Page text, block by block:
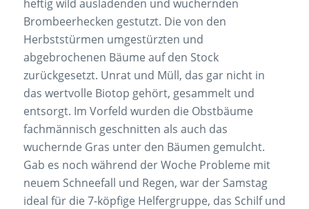
heftig wild ausladenden und wuchernden
Brombeerhecken gestutzt. Die von den
Herbststürmen umgestürzten und
abgebrochenen Bäume auf den Stock
zurückgesetzt. Unrat und Müll, das gar nicht in
das wertvolle Biotop gehört, gesammelt und
entsorgt. Im Vorfeld wurden die Obstbäume
fachmännisch geschnitten als auch das
wuchernde Gras unter den Bäumen gemulcht.
Gab es noch während der Woche Probleme mit
neuem Schneefall und Regen, war der Samstag
ideal für die 7-köpfige Helfergruppe, das Schilf und